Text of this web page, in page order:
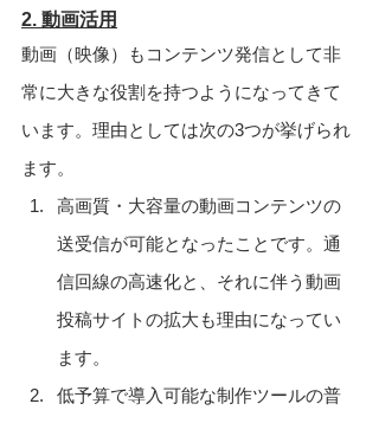
2. 動画活用
動画（映像）もコンテンツ発信として非
常に大きな役割を持つようになってきて
います。理由としては次の3つが挙げられ
ます。
高画質・大容量の動画コンテンツの
送受信が可能となったことです。通
信回線の高速化と、それに伴う動画
投稿サイトの拡大も理由になってい
ます。
低予算で導入可能な制作ツールの普